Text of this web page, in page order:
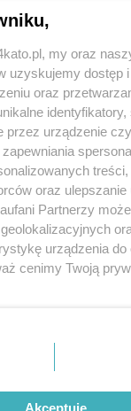
4 / 0
regulamin korzystania
Skontakuj
Kontakt
Wydawca
Redakcja
my oraz
uzyskujemy dostęp
oraz
identyfikatory,
przez urządzenie
oraz ulepszanie
Partnerzy
urządzenia do
cenimy Twoją
się w lewym
przetwarzania
masz prawo
Preferencje będą
Akceptuję